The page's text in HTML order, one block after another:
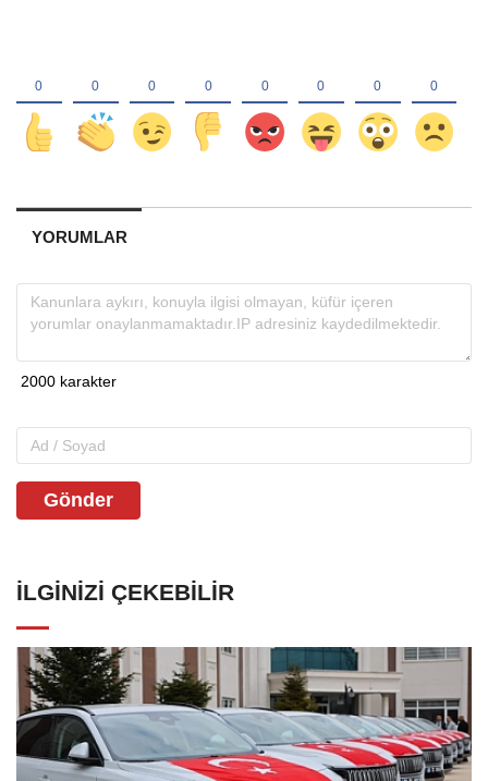
YORUMLAR
Gönder
İLGINIZI ÇEKEBILIR